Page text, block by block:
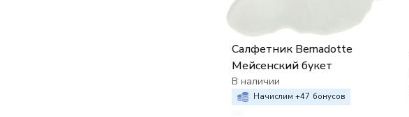
Салфетник Bernadotte
Мейсенский букет
В наличии
Начислим +47 бонусов